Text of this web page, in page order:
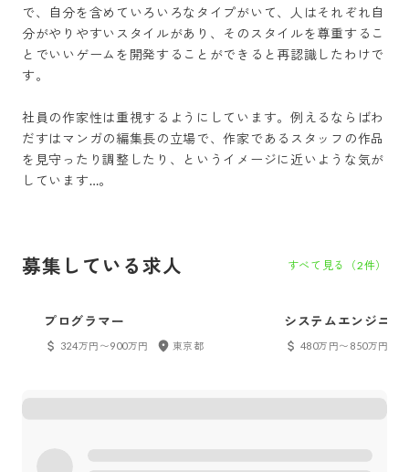
で、自分を含めていろいろなタイプがいて、人はそれぞれ自
分がやりやすいスタイルがあり、そのスタイルを尊重するこ
とでいいゲームを開発することができると再認識したわけで
す。
社員の作家性は重視するようにしています。例えるならばわ
だすはマンガの編集長の立場で、作家であるスタッフの作品
を見守ったり調整したり、というイメージに近いような気が
しています…。
募集している求人 すべて見る（2件）
プログラマー
324万円〜900万円 東京都
システムエンジニア
480万円〜850万円